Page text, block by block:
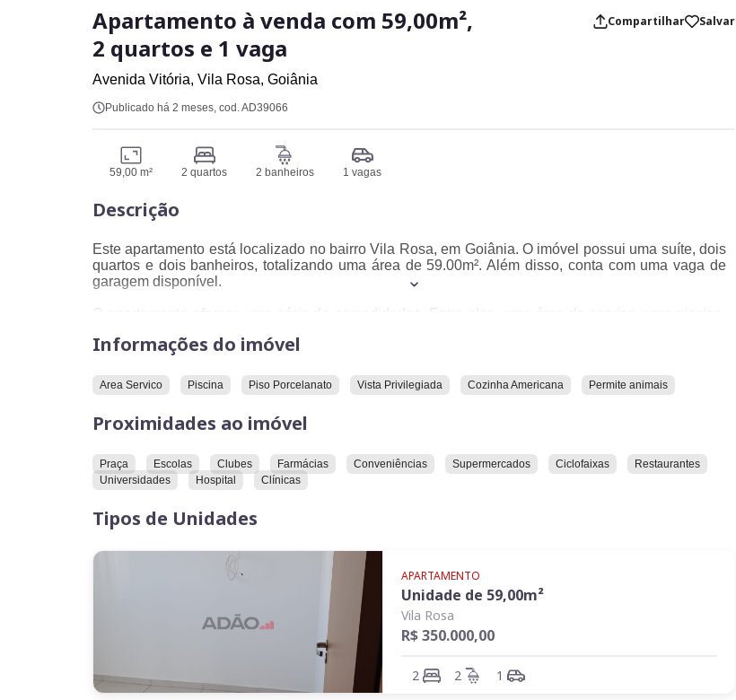
Apartamento à venda com 59,00m²,
2 quartos e 1 vaga
Compartilhar Salvar
Avenida Vitória, Vila Rosa, Goiânia
Publicado há 2 meses, cod. AD39066
59,00 m² 2 quartos 2 banheiros 1 vagas
Descrição
Este apartamento está localizado no bairro Vila Rosa, em Goiânia. O imóvel possui uma suíte, dois
quartos e dois banheiros, totalizando uma área de 59.00m². Além disso, conta com uma vaga de
garagem disponível.
O apartamento oferece uma série de comodidades. Entre elas, uma área de serviço, uma piscina,
permite a presença de animais.
Em relação à localização, o apartamento está próximo a uma variedade de pontos de interesse.
Entre eles, uma praça, escolas, clubes, farmácias, lojas de conveniência, supermercados,
Informações do imóvel
Area Servico Piscina Piso Porcelanato Vista Privilegiada Cozinha Americana Permite animais
Proximidades ao imóvel
Praça Escolas Clubes Farmácias Conveniências Supermercados Ciclofaixas
Restaurantes
Universidades
Hospital Clínicas
Tipos de Unidades
APARTAMENTO
Unidade de 59,00m²
Vila Rosa
R$ 350.000,00
2 2 1